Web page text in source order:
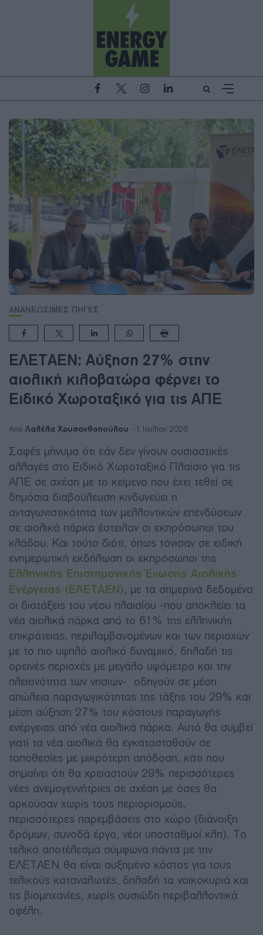
ΑΝΑΝΕΩΣΙΜΕΣ ΠΗΓΕΣ
ΕΛΕΤΑΕΝ: Αύξηση 27% στην
αιολική κιλοβατώρα φέρνει το
Ειδικό Χωροταξικό για τις ΑΠΕ
Από Λαλέλα Χρυσανθοπούλου 1 Ιουλίου 2026
Σαφές μήνυμα ότι εάν δεν γίνουν ουσιαστικές
αλλαγές στο Ειδικό Χωροταξικό Πλαίσιο για τις
ΑΠΕ σε σχέση με το κείμενο που έχει τεθεί σε
δημόσια διαβούλευση κινδυνεύει η
ανταγωνιστικότητα των μελλοντικών επενδύσεων
σε αιολικά πάρκα έστειλαν οι εκπρόσωποι του
κλάδου. Και τούτο διότι, όπως τόνισαν σε ειδική
ενημερωτική εκδήλωση οι εκπρόσωποι της
Ελληνικής Επιστημονικής Ένωσης Αιολικής
Ενέργειας (ΕΛΕΤΑΕΝ), με τα σημερινά δεδομένα
οι διατάξεις του νέου πλαισίου -που αποκλείει τα
νέα αιολικά πάρκα από το 61% της ελληνικής
επικράτειας, περιλαμβανομένων και των περιοχών
με το πιο υψηλό αιολικό δυναμικό, δηλαδή τις
ορεινές περιοχές με μεγάλο υψόμετρο και την
πλειονότητα των νησιών- οδηγούν σε μέση
απώλεια παραγωγικότητας της τάξης του 29% και
μέση αύξηση 27% του κόστους παραγωγής
ενέργειας από νέα αιολικά πάρκα. Αυτό θα συμβεί
γιατί τα νέα αιολικά θα εγκατασταθούν σε
τοποθεσίες με μικρότερη απόδοση, κάτι που
σημαίνει ότι θα χρειαστούν 29% περισσότερες
νέες ανεμογεννήτριες σε σχέση με όσες θα
αρκούσαν χωρίς τους περιορισμούς,
περισσότερες παρεμβάσεις στο χώρο (διάνοιξη
δρόμων, συνοδά έργα, νέοι υποσταθμοί κλπ). Το
τελικό αποτέλεσμα σύμφωνα πάντα με την
ΕΛΕΤΑΕΝ θα είναι αυξημένο κόστος για τους
τελικούς καταναλωτές, δηλαδή τα νοικοκυριά και
τις βιομηχανίες, χωρίς ουσιώδη περιβαλλοντικά
οφέλη.